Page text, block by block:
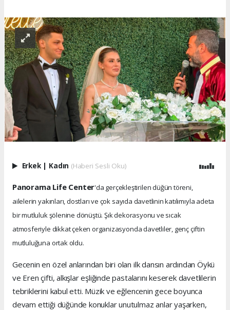
Erkek | Kadın (Haberi Sesli Oku)
Panorama Life Center'da gerçekleştirilen düğün töreni,
ailelerin yakınları, dostları ve çok sayıda davetlinin katılımıyla adeta
bir mutluluk şölenine dönüştü. Şık dekorasyonu ve sıcak
atmosferiyle dikkat çeken organizasyonda davetliler, genç çiftin
mutluluğuna ortak oldu.
Gecenin en özel anlarından biri olan ilk dansın ardından Öykü
ve Eren çifti, alkışlar eşliğinde pastalarını keserek davetlilerin
tebriklerini kabul etti. Müzik ve eğlencenin gece boyunca
devam ettiği düğünde konuklar unutulmaz anlar yaşarken,